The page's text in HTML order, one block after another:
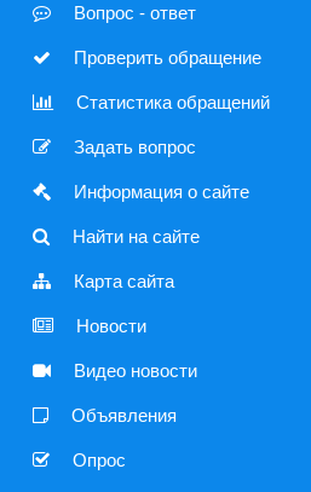
Вопрос - ответ
Проверить обращение
Статистика обращений
Задать вопрос
Информация о сайте
Найти на сайте
Карта сайта
Новости
Видео новости
Объявления
Опрос